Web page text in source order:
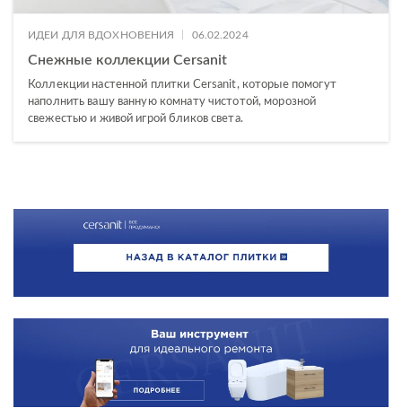
ИДЕИ ДЛЯ ВДОХНОВЕНИЯ 06.02.2024
Снежные коллекции Cersanit
Коллекции настенной плитки Cersanit, которые помогут
наполнить вашу ванную комнату чистотой, морозной
свежестью и живой игрой бликов света.